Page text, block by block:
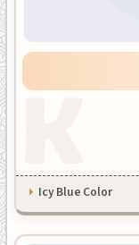
Icy Blue Color